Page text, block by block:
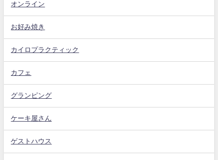
オンライン
お好み焼き
カイロプラクティック
カフェ
グランピング
ケーキ屋さん
ゲストハウス